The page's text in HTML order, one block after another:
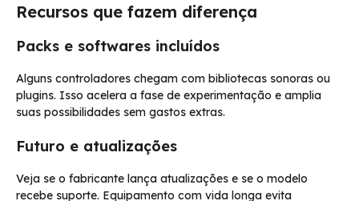
Recursos que fazem diferença
Packs e softwares incluídos
Alguns controladores chegam com bibliotecas sonoras ou
plugins. Isso acelera a fase de experimentação e amplia
suas possibilidades sem gastos extras.
Futuro e atualizações
Veja se o fabricante lança atualizações e se o modelo
recebe suporte. Equipamento com vida longa evita